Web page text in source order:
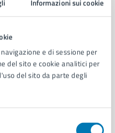
Informazioni sui cookie
e di sessione per
del sito e cookie analitici per
del sito da parte degli
e Portale